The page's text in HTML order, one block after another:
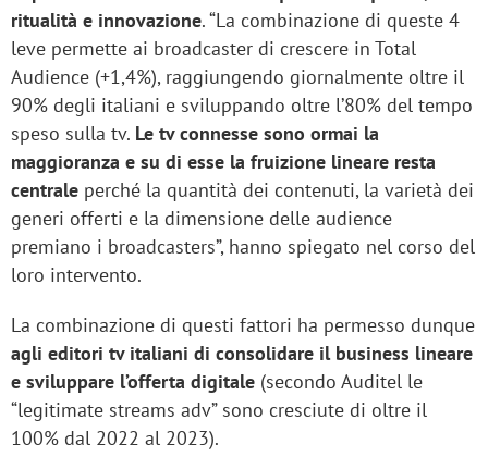
ritualità e innovazione. “La combinazione di queste 4
leve permette ai broadcaster di crescere in Total
Audience (+1,4%), raggiungendo giornalmente oltre il
90% degli italiani e sviluppando oltre l’80% del tempo
speso sulla tv. Le tv connesse sono ormai la
maggioranza e su di esse la fruizione lineare resta
centrale perché la quantità dei contenuti, la varietà dei
generi offerti e la dimensione delle audience
premiano i broadcasters”, hanno spiegato nel corso del
loro intervento.
La combinazione di questi fattori ha permesso dunque
agli editori tv italiani di consolidare il business lineare
e sviluppare l’offerta digitale (secondo Auditel le
“legitimate streams adv” sono cresciute di oltre il
100% dal 2022 al 2023).